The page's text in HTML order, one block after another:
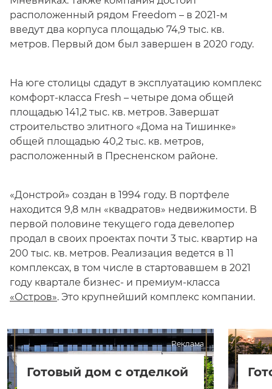
расположенный рядом Freedom – в 2021-м
введут два корпуса площадью 74,9 тыс. кв.
метров. Первый дом был завершен в 2020 году.
На юге столицы сдадут в эксплуатацию комплекс
комфорт-класса Fresh – четыре дома общей
площадью 141,2 тыс. кв. метров. Завершат
строительство элитного «Дома на Тишинке»
общей площадью 40,2 тыс. кв. метров,
расположенный в Пресненском районе.
«Донстрой» создан в 1994 году. В портфеле
находится 9,8 млн «квадратов» недвижимости. В
первой половине текущего года девелопер
продал в своих проектах почти 3 тыс. квартир на
200 тыс. кв. метров. Реализация ведется в 11
комплексах, в том числе в стартовавшем в 2021
году квартале бизнес- и премиум-класса
«Остров». Это крупнейший комплекс компании.
Реклама
Готовый дом с отделкой